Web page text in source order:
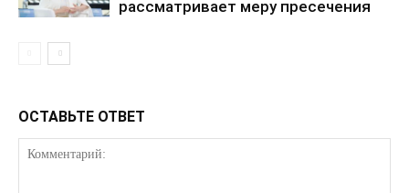
ПОДПИСАТЬСЯ СЕЙЧАС
рассматривает меру пресечения
ОСТАВЬТЕ ОТВЕТ